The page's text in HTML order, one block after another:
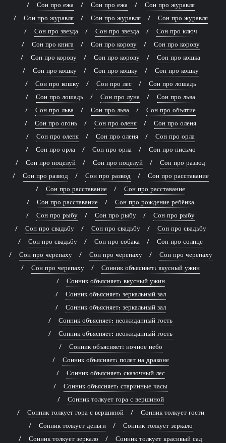
Сон про ежа
Сон про ежа
Сон про журавля
Сон про журавля
Сон про журавля
Сон про журавля
Сон про звезда
Сон про звезда
Сон про ключ
Сон про книга
Сон про корову
Сон про корову
Сон про корову
Сон про корову
Сон про кошка
Сон про кошку
Сон про кошку
Сон про кошку
Сон про кошку
Сон про лес
Сон про лошадь
Сон про лошадь
Сон про луна
Сон про льва
Сон про льва
Сон про льва
Сон про объятие
Сон про огонь
Сон про оленя
Сон про оленя
Сон про оленя
Сон про оленя
Сон про орла
Сон про орла
Сон про орла
Сон про письмо
Сон про поцелуй
Сон про поцелуй
Сон про развод
Сон про развод
Сон про развод
Сон про расставание
Сон про расставание
Сон про расставание
Сон про расставание
Сон про рождение ребёнка
Сон про рыбу
Сон про рыбу
Сон про рыбу
Сон про свадьбу
Сон про свадьбу
Сон про свадьбу
Сон про свадьбу
Сон про собака
Сон про солнце
Сон про черепаху
Сон про черепаху
Сон про черепаху
Сон про черепаху
Сонник объясняет: вкусный ужин
Сонник объясняет: вкусный ужин
Сонник объясняет: зеркальный зал
Сонник объясняет: зеркальный зал
Сонник объясняет: неожиданный гость
Сонник объясняет: неожиданный гость
Сонник объясняет: ночное небо
Сонник объясняет: полет на драконе
Сонник объясняет: сказочный лес
Сонник объясняет: старинные часы
Сонник толкует гора с вершиной
Сонник толкует гора с вершиной
Сонник толкует гости
Сонник толкует деньги
Сонник толкует зеркало
Сонник толкует зеркало
Сонник толкует красивый сад